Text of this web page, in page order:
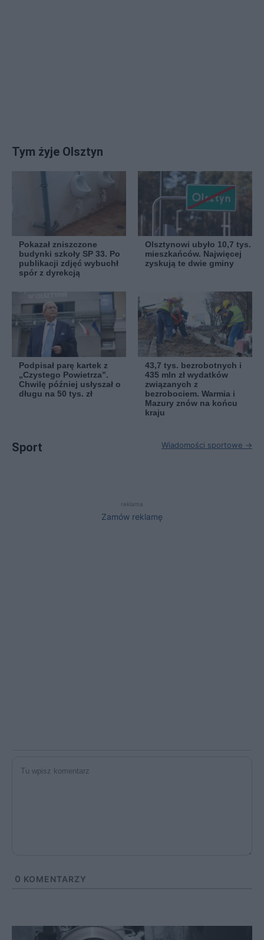
Tym żyje Olsztyn
Pokazał zniszczone
budynki szkoły SP 33. Po
publikacji zdjęć wybuchł
spór z dyrekcją
Olsztynowi ubyło 10,7 tys.
mieszkańców. Najwięcej
zyskują te dwie gminy
Podpisał parę kartek z
„Czystego Powietrza”.
Chwilę później usłyszał o
długu na 50 tys. zł
43,7 tys. bezrobotnych i
435 mln zł wydatków
związanych z
bezrobociem. Warmia i
Mazury znów na końcu
kraju
Sport Wiadomości sportowe →
reklama
Zamów reklamę
0 KOMENTARZY